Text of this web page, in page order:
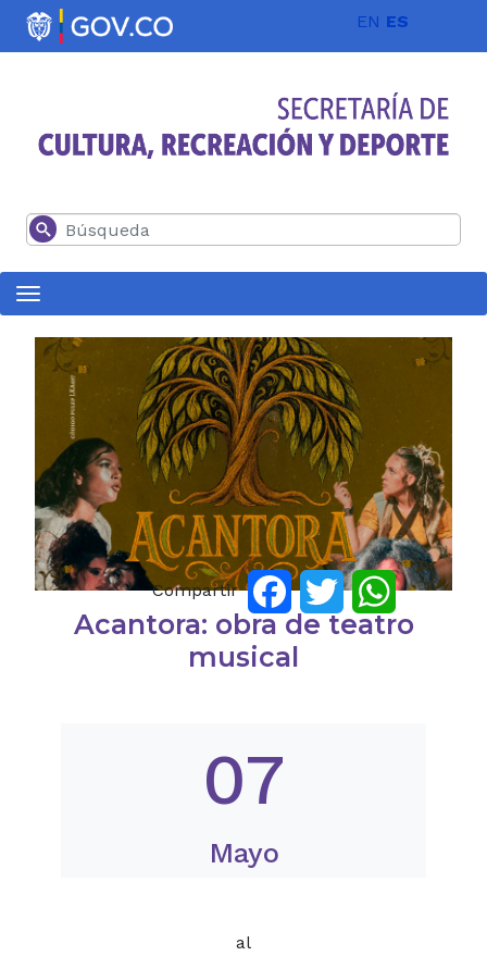
Pasar al contenido principal EN ES
Buscar
Compartir FacebookTwitterWhatsApp
Acantora: obra de teatro
musical
07
Mayo
al